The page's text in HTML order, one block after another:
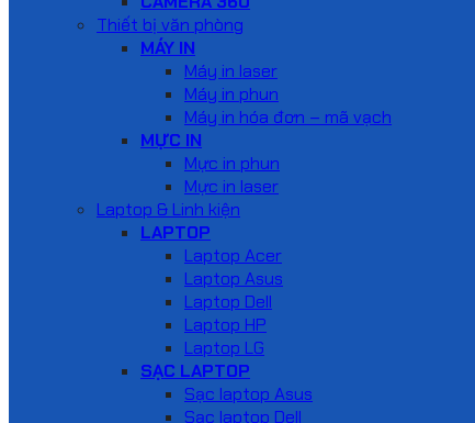
Thiết bị văn phòng
MÁY IN
Máy in laser
Máy in phun
Máy in hóa đơn – mã vạch
MỰC IN
Mực in phun
Mực in laser
Laptop & Linh kiện
LAPTOP
Laptop Acer
Laptop Asus
Laptop Dell
Laptop HP
Laptop LG
SẠC LAPTOP
Sạc laptop Asus
Sạc laptop Dell